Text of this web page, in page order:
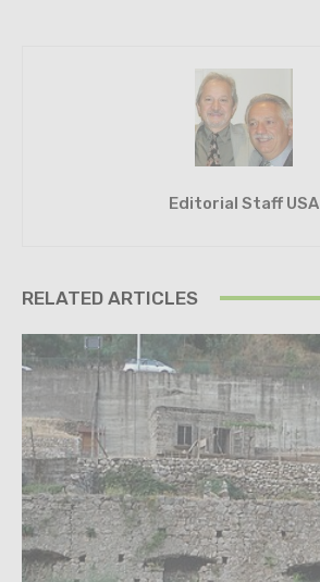
Editorial Staff USA
RELATED ARTICLES